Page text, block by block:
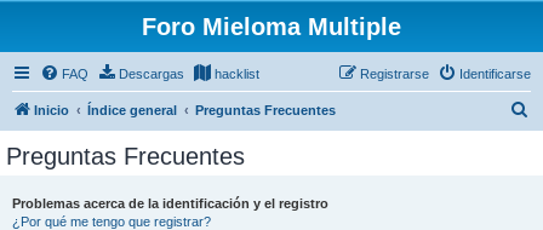
Foro Mieloma Multiple
FAQ Descargas hacklist Identificarse
Registrarse
Inicio Índice general Preguntas Frecuentes
Preguntas Frecuentes
Problemas acerca de la identificación y el registro
¿Por qué me tengo que registrar?